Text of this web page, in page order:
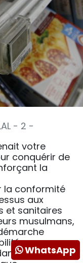
- 2 -
votre
conquérir de
la
la conformité
aux
et sanitaires
musulmans,
les secteurs
WhatsApp